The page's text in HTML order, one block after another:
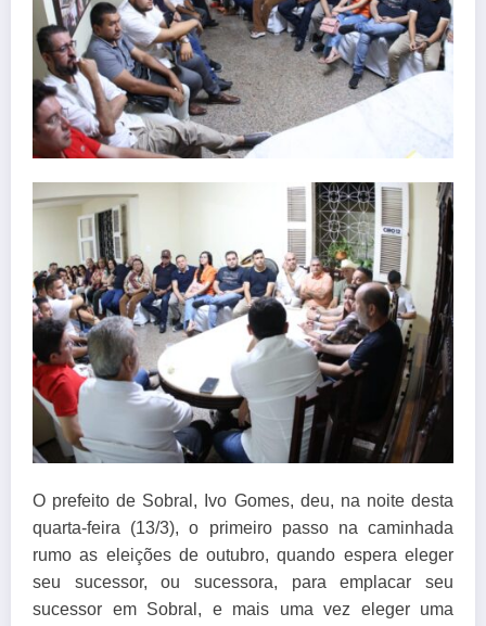
O prefeito de Sobral, Ivo Gomes, deu, na noite desta
quarta-feira (13/3), o primeiro passo na caminhada
rumo as eleições de outubro, quando espera eleger
seu sucessor, ou sucessora, para emplacar seu
sucessor em Sobral, e mais uma vez eleger uma